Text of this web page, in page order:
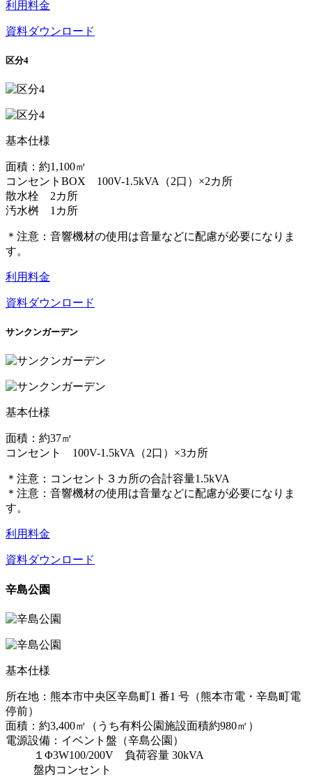
利用料金
資料ダウンロード
区分4
基本仕様
面積：約1,100㎡
コンセントBOX 100V-1.5kVA（2口）×2カ所
散水栓 2カ所
汚水桝 1カ所
＊注意：音響機材の使用は音量などに配慮が必要になりま
す。
利用料金
資料ダウンロード
サンクンガーデン
基本仕様
面積：約37㎡
コンセント 100V-1.5kVA（2口）×3カ所
＊注意：コンセント３カ所の合計容量1.5kVA
＊注意：音響機材の使用は音量などに配慮が必要になりま
す。
利用料金
資料ダウンロード
辛島公園
基本仕様
所在地：熊本市中央区辛島町1 番1 号（熊本市電・辛島町電
停前）
面積：約3,400㎡（うち有料公園施設面積約980㎡）
電源設備：イベント盤（辛島公園）
１Φ3W100/200V 負荷容量 30kVA
盤内コンセント